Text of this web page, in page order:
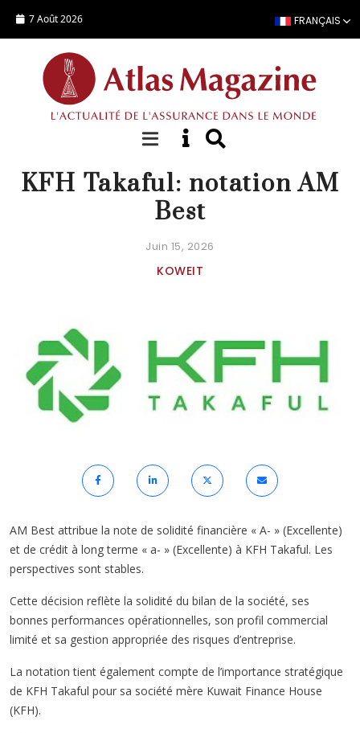
7 Août 2026 FRANÇAIS
ACTUALITÉ
KFH Takaful: notation AM
Best
Juin 15, 2026
KOWEIT
AM Best attribue la note de solidité financière « A- » (Excellente)
et de crédit à long terme « a- » (Excellente) à KFH Takaful. Les
perspectives sont stables.
Cette décision reflète la solidité du bilan de la société, ses
bonnes performances opérationnelles, son profil commercial
limité et sa gestion appropriée des risques d’entreprise.
La notation tient également compte de l’importance stratégique
de KFH Takaful pour sa société mère Kuwait Finance House
(KFH).